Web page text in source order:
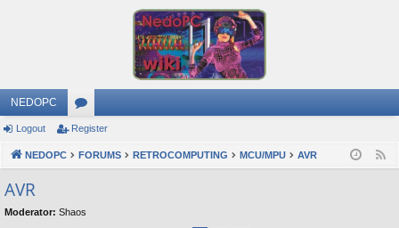
NEDOPC
or
u
s
Logout Register
NEDOPC FORUMS RETROCOMPUTING MCU/MPU AVR
AVR
Moderator: Shaos